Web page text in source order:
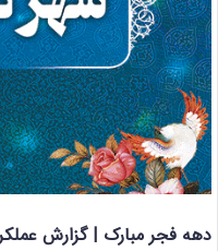
دهه فجر مبارک | گزارش